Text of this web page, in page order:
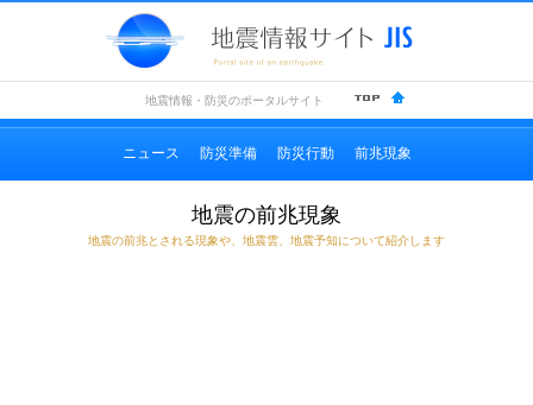
地震情報・防災のポータルサイト
ニュース 防災準備 防災行動 前兆現象
地震の前兆現象
地震の前兆とされる現象や、地震雲、地震予知について紹介します